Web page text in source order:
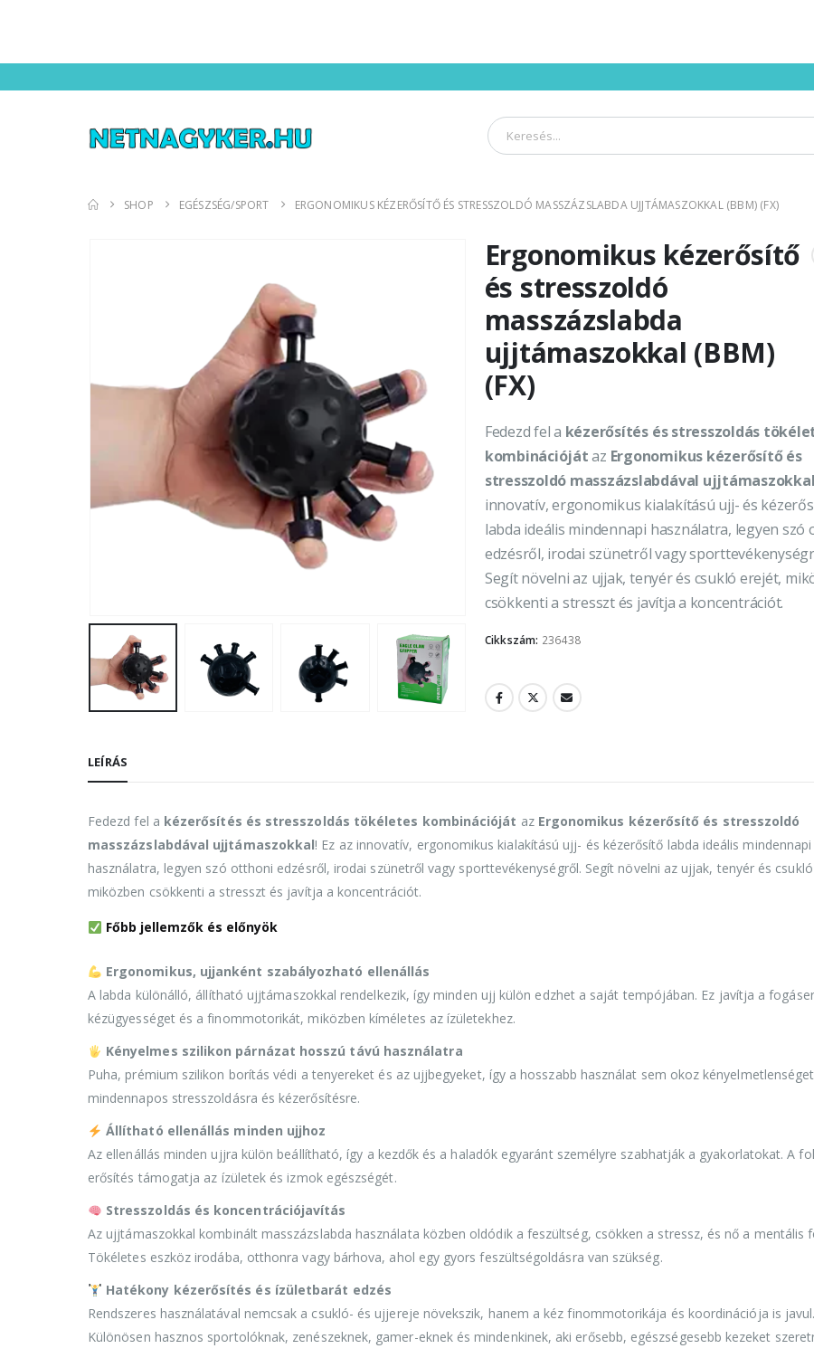
SHOP EGÉSZSÉG/SPORT ERGONOMIKUS KÉZERŐSÍTŐ ÉS STRESSZOLDÓ MASSZÁZSLABDA UJJTÁMASZOKKAL (BBM) (FX)
Ergonomikus kézerősítő
és stresszoldó
masszázslabda
ujjtámaszokkal (BBM)
(FX)
Fedezd fel a kézerősítés és stresszoldás
kombinációjátaz Ergonomikus kézerősítő és
stresszoldó masszázslabdával
innovatív, ergonomikus kialakítású ujj- és
labda ideális mindennapi használatra, legyen szó
edzésről, irodai szünetről vagy
Segít növelni az ujjak, tenyér és csukló erejét,
csökkenti a stresszt és javítja a koncentrációt.
Cikkszám: 236438
LEÍRÁS
Fedezd fel a kézerősítés és stresszoldás tökéletes kombinációját az Ergonomikus kézerősítő és stresszoldó
masszázslabdával ujjtámaszokkal! Ez az innovatív, ergonomikus kialakítású ujj- és kézerősítő labda ideális mindennapi
használatra, legyen szó otthoni edzésről, irodai szünetről vagy sporttevékenységről. Segít növelni az ujjak, tenyér és
miközben csökkenti a stresszt és javítja a koncentrációt.
Főbb jellemzők és előnyök
Ergonomikus, ujjanként szabályozható ellenállás
A labda különálló, állítható ujjtámaszokkal rendelkezik, így minden ujj külön edzhet a saját tempójában. Ez javítja a
kézügyességet és a finommotorikát, miközben kíméletes az ízületekhez.
Kényelmes szilikon párnázat hosszú távú használatra
Puha, prémium szilikon borítás védi a tenyereket és az ujjbegyeket, így a hosszabb használat sem okoz
mindennapos stresszoldásra és kézerősítésre.
Állítható ellenállás minden ujjhoz
Az ellenállás minden ujjra külön beállítható, így a kezdők és a haladók egyaránt személyre szabhatják a gyakorlatokat. A
erősítés támogatja az ízületek és izmok egészségét.
Stresszoldás és koncentrációjavítás
Az ujjtámaszokkal kombinált masszázslabda használata közben oldódik a feszültség, csökken a stressz, és nő a mentális
Tökéletes eszköz irodába, otthonra vagy bárhova, ahol egy gyors feszültségoldásra van szükség.
Hatékony kézerősítés és ízületbarát edzés
Rendszeres használatával nemcsak a csukló- és ujjereje növekszik, hanem a kéz finommotorikája és koordinációja is javul.
Különösen hasznos sportolóknak, zenészeknek, gamer-eknek és mindenkinek, aki erősebb, egészségesebb kezeket